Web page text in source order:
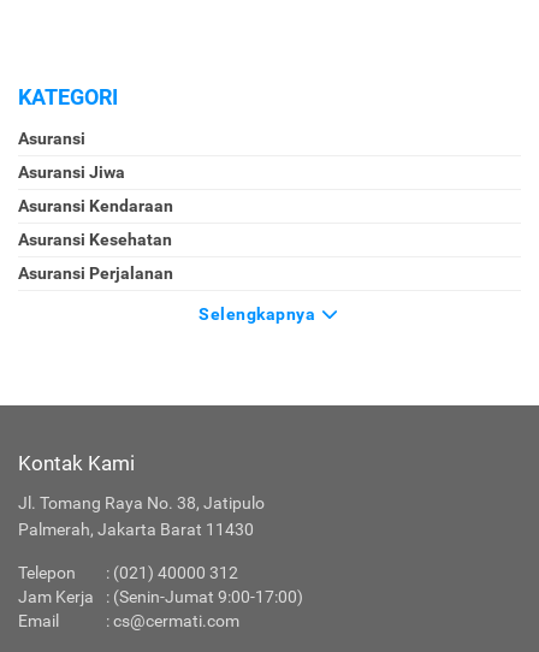
KATEGORI
Asuransi
Asuransi Jiwa
Asuransi Kendaraan
Asuransi Kesehatan
Asuransi Perjalanan
Selengkapnya
Kontak Kami
Jl. Tomang Raya No. 38, Jatipulo
Palmerah, Jakarta Barat 11430
Telepon : (021) 40000 312
Jam Kerja
: (Senin-Jumat 9:00-17:00)
Email
:cs@cermati.com